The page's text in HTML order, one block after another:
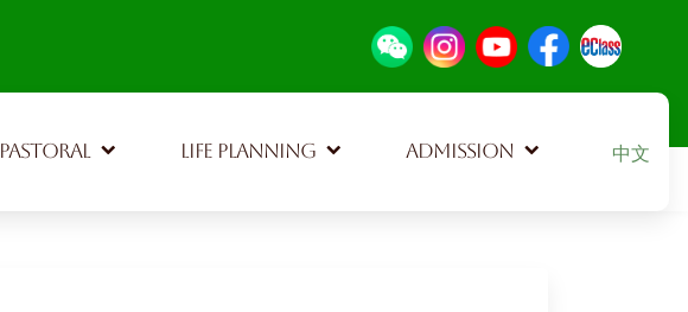
PASTORAL LIFE PLANNING ADMISSION Select
中文